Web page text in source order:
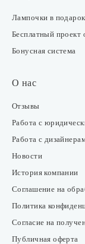
Лампочки в подарок
Бесплатный проект
Бонусная система
О нас
Отзывы
Работа с
Работа с
Новости
История компании
Соглашение на
Политика
Согласие на
Публичная оферта